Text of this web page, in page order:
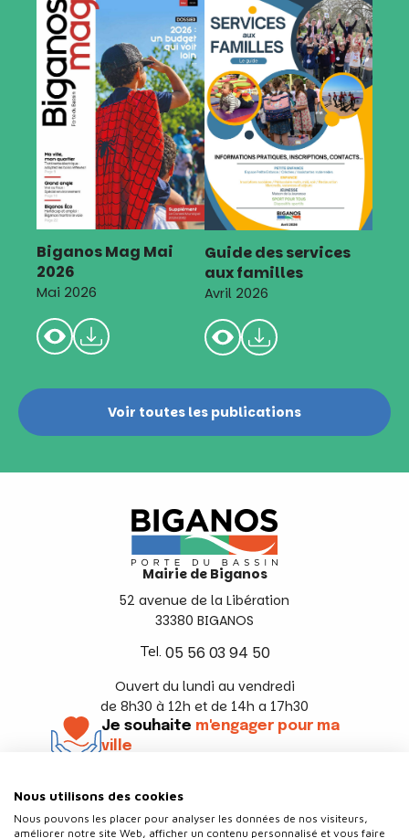
Biganos Mag Mai
2026
Mai 2026
Guide des services
aux familles
Avril 2026
Voir toutes les publications
Mairie de Biganos
52 avenue de la Libération
33380 BIGANOS
Tel. 05 56 03 94 50
Ouvert du lundi au vendredi
de 8h30 à 12h et de 14h a 17h30
Je souhaite m'engager pour ma
ville
Suivez-nous
Nous utilisons des cookies
Nous pouvons les placer pour analyser les données de nos visiteurs,
améliorer notre site Web, afficher un contenu personnalisé et vous faire